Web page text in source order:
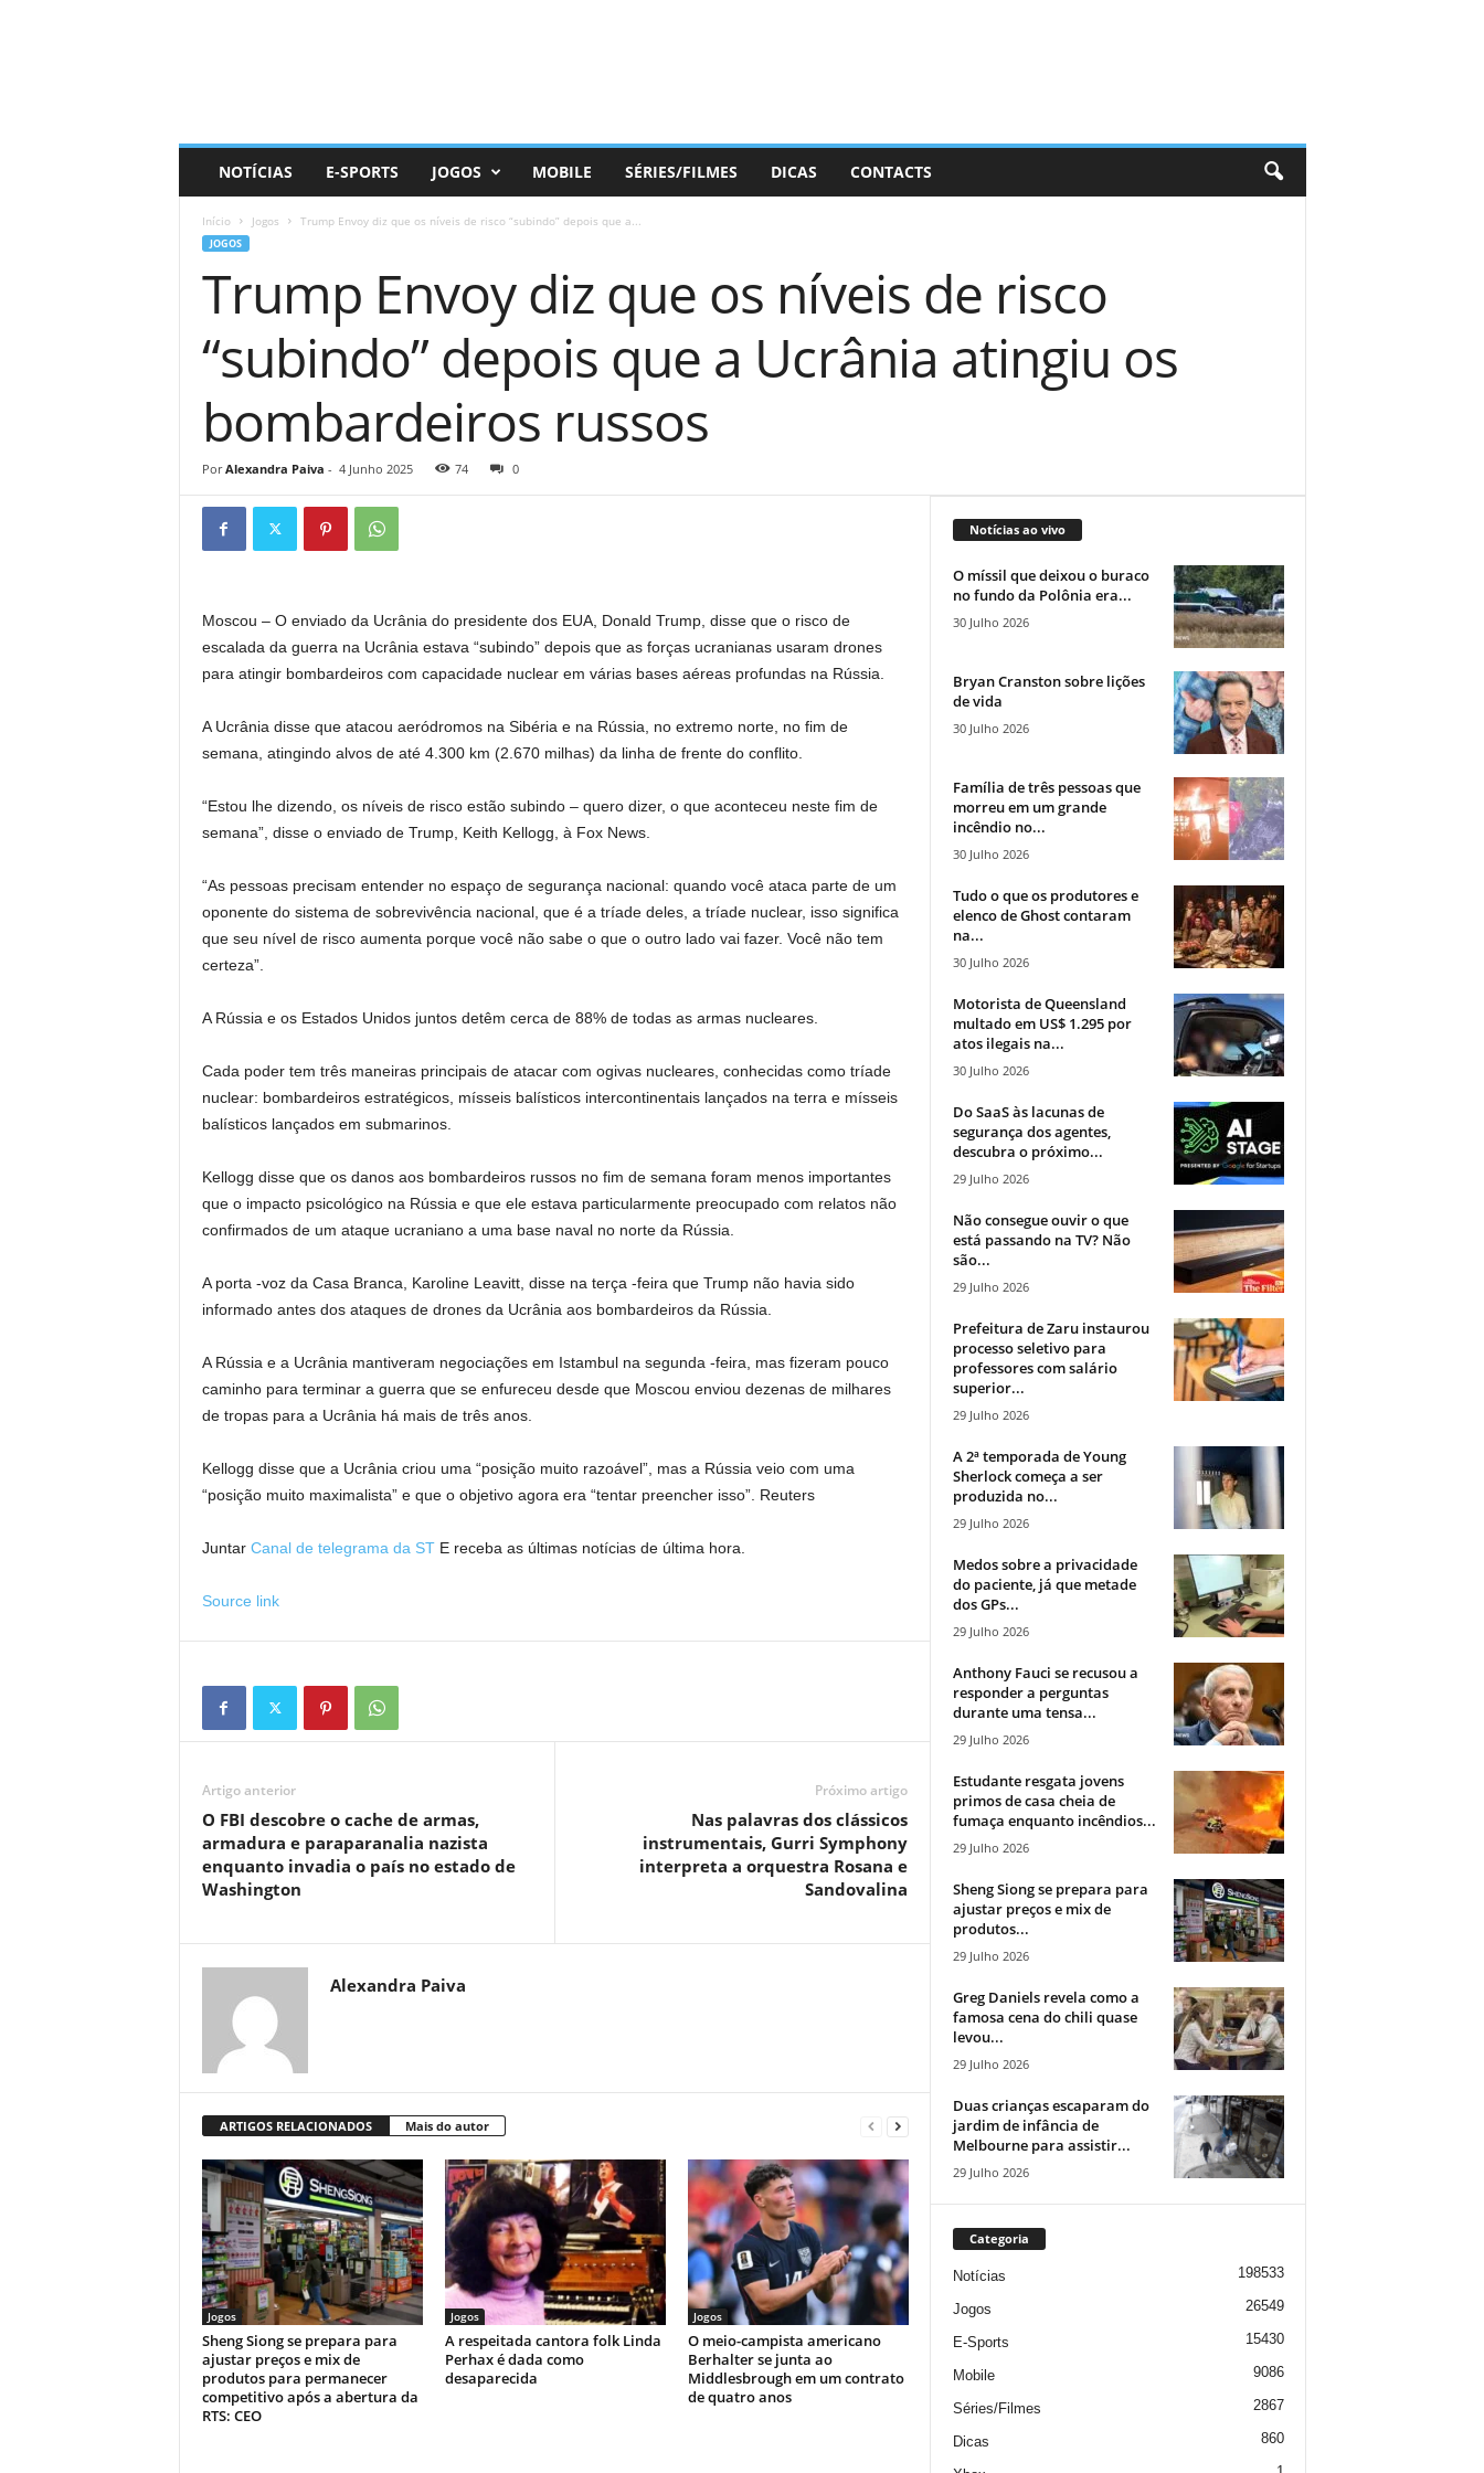
NOTÍCIAS E-SPORTS JOGOS MOBILE SÉRIES/FILMES DICAS CONTACTS
Início Jogos Trump Envoy diz que os níveis de risco “subindo” depois que a...
JOGOS
Trump Envoy diz que os níveis de risco
“subindo” depois que a Ucrânia atingiu os
bombardeiros russos
Por Alexandra Paiva - 4 Junho 2025 74 0
Moscou – O enviado da Ucrânia do presidente dos EUA, Donald Trump, disse que o risco de
escalada da guerra na Ucrânia estava “subindo” depois que as forças ucranianas usaram drones
para atingir bombardeiros com capacidade nuclear em várias bases aéreas profundas na Rússia.
A Ucrânia disse que atacou aeródromos na Sibéria e na Rússia, no extremo norte, no fim de
semana, atingindo alvos de até 4.300 km (2.670 milhas) da linha de frente do conflito.
“Estou lhe dizendo, os níveis de risco estão subindo – quero dizer, o que aconteceu neste fim de
semana”, disse o enviado de Trump, Keith Kellogg, à Fox News.
“As pessoas precisam entender no espaço de segurança nacional: quando você ataca parte de um
oponente do sistema de sobrevivência nacional, que é a tríade deles, a tríade nuclear, isso significa
que seu nível de risco aumenta porque você não sabe o que o outro lado vai fazer. Você não tem
certeza”.
A Rússia e os Estados Unidos juntos detêm cerca de 88% de todas as armas nucleares.
Cada poder tem três maneiras principais de atacar com ogivas nucleares, conhecidas como tríade
nuclear: bombardeiros estratégicos, mísseis balísticos intercontinentais lançados na terra e mísseis
balísticos lançados em submarinos.
Kellogg disse que os danos aos bombardeiros russos no fim de semana foram menos importantes
que o impacto psicológico na Rússia e que ele estava particularmente preocupado com relatos não
confirmados de um ataque ucraniano a uma base naval no norte da Rússia.
A porta -voz da Casa Branca, Karoline Leavitt, disse na terça -feira que Trump não havia sido
informado antes dos ataques de drones da Ucrânia aos bombardeiros da Rússia.
A Rússia e a Ucrânia mantiveram negociações em Istambul na segunda -feira, mas fizeram pouco
caminho para terminar a guerra que se enfureceu desde que Moscou enviou dezenas de milhares
de tropas para a Ucrânia há mais de três anos.
Kellogg disse que a Ucrânia criou uma “posição muito razoável”, mas a Rússia veio com uma
“posição muito maximalista” e que o objetivo agora era “tentar preencher isso”. Reuters
Juntar Canal de telegrama da STE receba as últimas notícias de última hora.
Source link
Artigo anterior
O FBI descobre o cache de armas,
armadura e paraparanalia nazista
enquanto invadia o país no estado de
Washington
Próximo artigo
Nas palavras dos clássicos
instrumentais, Gurri Symphony
interpreta a orquestra Rosana e
Sandovalina
Alexandra Paiva
ARTIGOS RELACIONADOS Mais do autor
Jogos
Sheng Siong se prepara para
ajustar preços e mix de
produtos para permanecer
competitivo após a abertura da
RTS: CEO
Jogos
A respeitada cantora folk Linda
Perhax é dada como
desaparecida
Jogos
O meio-campista americano
Berhalter se junta ao
Middlesbrough em um contrato
de quatro anos
Notícias ao vivo
O míssil que deixou o buraco
no fundo da Polônia era...
30 Julho 2026
Bryan Cranston sobre lições
de vida
30 Julho 2026
Família de três pessoas que
morreu em um grande
incêndio no...
30 Julho 2026
Tudo o que os produtores e
elenco de Ghost contaram
na...
30 Julho 2026
Motorista de Queensland
multado em US$ 1.295 por
atos ilegais na...
30 Julho 2026
Do SaaS às lacunas de
segurança dos agentes,
descubra o próximo...
29 Julho 2026
Não consegue ouvir o que
está passando na TV? Não
são...
29 Julho 2026
Prefeitura de Zaru instaurou
processo seletivo para
professores com salário
superior...
29 Julho 2026
A 2ª temporada de Young
Sherlock começa a ser
produzida no...
29 Julho 2026
Medos sobre a privacidade
do paciente, já que metade
dos GPs...
29 Julho 2026
Anthony Fauci se recusou a
responder a perguntas
durante uma tensa...
29 Julho 2026
Estudante resgata jovens
primos de casa cheia de
fumaça enquanto incêndios...
29 Julho 2026
Sheng Siong se prepara para
ajustar preços e mix de
produtos...
29 Julho 2026
Greg Daniels revela como a
famosa cena do chili quase
levou...
29 Julho 2026
Duas crianças escaparam do
jardim de infância de
Melbourne para assistir...
29 Julho 2026
Categoria
Notícias 198533
Jogos 26549
E-Sports 15430
Mobile 9086
Séries/Filmes 2867
Dicas 860